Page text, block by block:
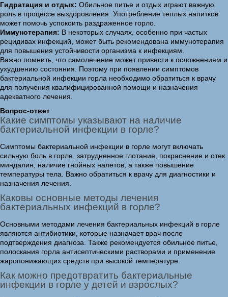
Гидратация и отдых: Обильное питье и отдых играют важную
роль в процессе выздоровления. Употребление теплых напитков
может помочь успокоить раздраженное горло.
Иммунотерапия: В некоторых случаях, особенно при частых
рецидивах инфекций, может быть рекомендована иммунотерапия
для повышения устойчивости организма к инфекциям.
Важно помнить, что самолечение может привести к осложнениям и
ухудшению состояния. Поэтому при появлении симптомов
бактериальной инфекции горла необходимо обратиться к врачу
для получения квалифицированной помощи и назначения
адекватного лечения.
Вопрос-ответ
Какие симптомы указывают на наличие
бактериальной инфекции в горле?
Симптомы бактериальной инфекции в горле могут включать
сильную боль в горле, затрудненное глотание, покраснение и отек
миндалин, наличие гнойных налетов, а также повышение
температуры тела. Важно обратиться к врачу для диагностики и
назначения лечения.
Каковы основные методы лечения
бактериальных инфекций в горле?
Основными методами лечения бактериальных инфекций в горле
являются антибиотики, которые назначает врач после
подтверждения диагноза. Также рекомендуется обильное питье,
полоскания горла антисептическими растворами и применение
жаропонижающих средств при высокой температуре.
Как можно предотвратить бактериальные
инфекции в горле у детей и взрослых?